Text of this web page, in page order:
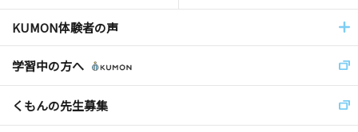
KUMON体験者の声
学習中の方へ
くもんの先生募集